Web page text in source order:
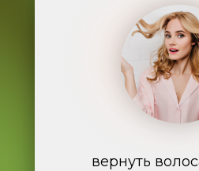
вернуть